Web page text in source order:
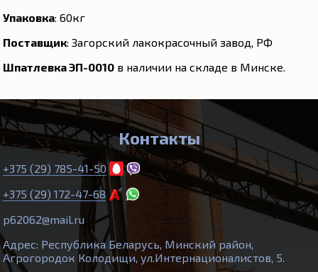
Упаковка: 60кг
Поставщик: Загорский лакокрасочный завод, РФ
Шпатлевка ЭП-0010 в наличии на складе в Минске.
Контакты
+375 (29) 785-41-50
+375 (29) 172-47-68
p62062@mail.ru
Адрес: Республика Беларусь, Минский район,
Агрогородок Колодищи, ул.Интернационалистов, 5.